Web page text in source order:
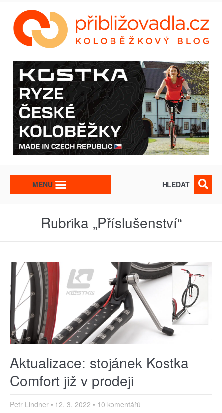
Rubrika „Příslušenství“
Aktualizace: stojánek Kostka
Comfort již v prodeji
Petr Lindner 12. 3. 2022 10 komentářů